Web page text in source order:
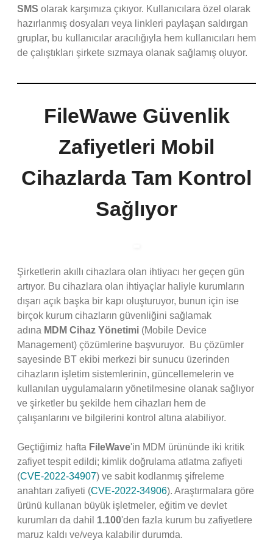
SMS olarak karşımıza çıkıyor. Kullanıcılara özel olarak
hazırlanmış dosyaları veya linkleri paylaşan saldırgan
gruplar, bu kullanıcılar aracılığıyla hem kullanıcıları hem
de çalıştıkları şirkete sızmaya olanak sağlamış oluyor.
FileWawe Güvenlik
Zafiyetleri Mobil
Cihazlarda Tam Kontrol
Sağlıyor
Şirketlerin akıllı cihazlara olan ihtiyacı her geçen gün
artıyor. Bu cihazlara olan ihtiyaçlar haliyle kurumların
dışarı açık başka bir kapı oluşturuyor, bunun için ise
birçok kurum cihazların güvenliğini sağlamak
adına MDM Cihaz Yönetimi (Mobile Device
Management) çözümlerine başvuruyor. Bu çözümler
sayesinde BT ekibi merkezi bir sunucu üzerinden
cihazların işletim sistemlerinin, güncellemelerin ve
kullanılan uygulamaların yönetilmesine olanak sağlıyor
ve şirketler bu şekilde hem cihazları hem de
çalışanlarını ve bilgilerini kontrol altına alabiliyor.
Geçtiğimiz hafta FileWave'in MDM ürününde iki kritik
zafiyet tespit edildi; kimlik doğrulama atlatma zafiyeti
(CVE-2022-34907) ve sabit kodlanmış şifreleme
anahtarı zafiyeti (CVE-2022-34906). Araştırmalara göre
ürünü kullanan büyük işletmeler, eğitim ve devlet
kurumları da dahil 1.100'den fazla kurum bu zafiyetlere
maruz kaldı ve/veya kalabilir durumda.